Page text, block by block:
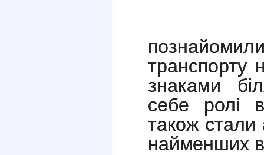
транспорту
знаками
себе ролі
також стали
найменших